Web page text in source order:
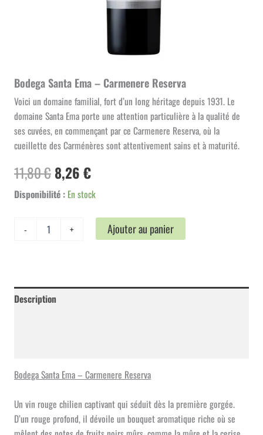
Bodega Santa Ema – Carmenere Reserva
Voici un domaine familial, fort d’un long héritage depuis 1931. Le
domaine Santa Ema porte une attention particulière à la qualité de
ses cuvées, en commençant par ce Carmenere Reserva, où la
cueillette des Carménères sont attentivement sains et à maturité.
11,80€ Le
prix
8,26 €Le
prix
actuel
est :
Disponibilité : En stock
-
Carmenere
Reserva
+ Ajouter au panier
Description
Bodega Santa Ema – Carmenere Reserva
Un vin rouge chilien captivant qui séduit dès la première gorgée.
D’un rouge profond, il dévoile un bouquet aromatique riche où se